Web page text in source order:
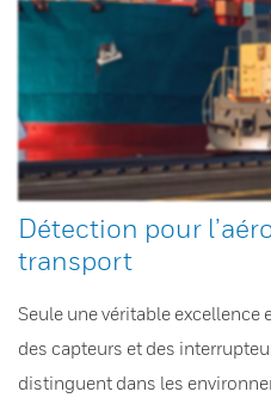
Détection pour
transport
Seule une véritable excellence
des capteurs et des
distinguent dans les